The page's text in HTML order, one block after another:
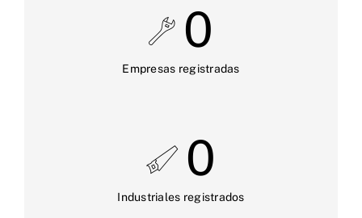
0
Empresas registradas
0
Industriales registrados